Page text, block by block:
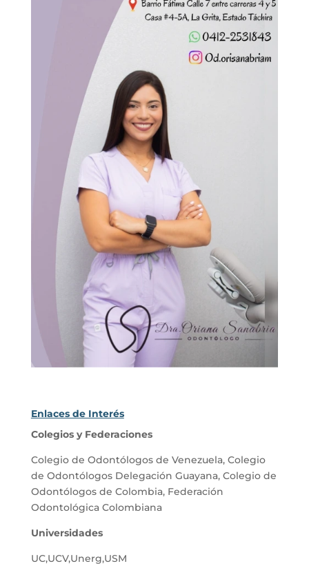
Enlaces de Interés
Colegios y Federaciones
Colegio de Odontólogos de Venezuela, Colegio
de Odontólogos Delegación Guayana, Colegio de
Odontólogos de Colombia, Federación
Odontológica Colombiana
Universidades
UC,UCV,Unerg,USM